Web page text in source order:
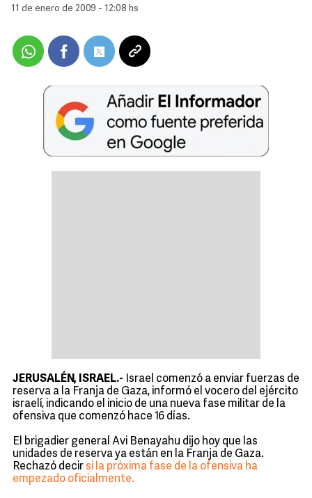
11 de enero de 2009 - 12:08 hs
JERUSALÉN, ISRAEL.- Israel comenzó a enviar fuerzas de
reserva a la Franja de Gaza, informó el vocero del ejército
israelí, indicando el inicio de una nueva fase militar de la
ofensiva que comenzó hace 16 días.
El brigadier general Avi Benayahu dijo hoy que las
unidades de reserva ya están en la Franja de Gaza.
Rechazó decirsi la próxima fase de la ofensiva ha
empezado oficialmente.